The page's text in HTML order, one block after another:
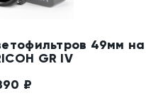
49мм на
GR IV
₽